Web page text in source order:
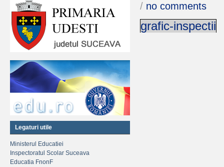
/ no comments
grafic-inspectii
Legaturi utile
Ministerul Educatiei
Inspectoratul Scolar Suceava
Educatia FnonF